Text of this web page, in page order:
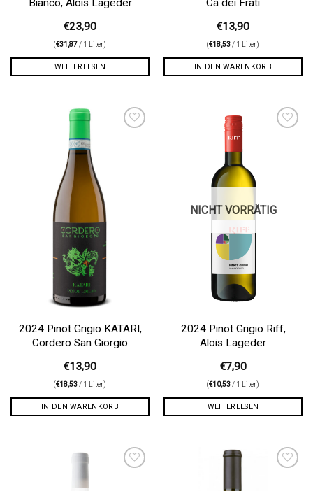
Bianco, Alois Lageder
€23,90
(€31,87/ 1 Liter)
WEITERLESEN
Cà dei Frati
€13,90
(€18,53/ 1 Liter)
IN DEN WARENKORB
2024 Pinot Grigio KATARI,
Cordero San Giorgio
€13,90
(€18,53/ 1 Liter)
IN DEN WARENKORB
NICHT VORRÄTIG
2024 Pinot Grigio Riff,
Alois Lageder
€7,90
(€10,53/ 1 Liter)
WEITERLESEN